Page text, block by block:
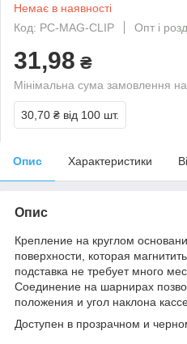
Немає в наявності
Код: PC-MAG-CLIP
Опт і
31,98 ₴
Мінімальна сума замовлення
30,70 ₴ від 100 шт.
Опис Характеристики
Опис
Крепление на круглом
поверхности, которая
подставка не требует много
Соединение на шарнирах
положения и угол наклона
Доступен в прозрачном и